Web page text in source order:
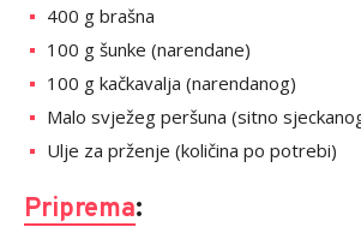
400 g brašna
100 g šunke (narendane)
100 g kačkavalja (narendanog)
Malo svježeg peršuna (sitno
Ulje za prženje (količina po potrebi)
Priprema: